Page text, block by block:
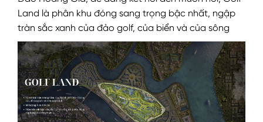
Land là phân khu đóng sang trọng bậc nhất, ngập
tràn sắc xanh của đảo golf, của biển và của sông